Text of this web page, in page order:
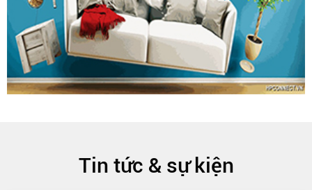
Tin tức & sự kiện